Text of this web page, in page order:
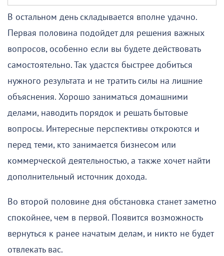
В остальном день складывается вполне удачно.
Первая половина подойдет для решения важных
вопросов, особенно если вы будете действовать
самостоятельно. Так удастся быстрее добиться
нужного результата и не тратить силы на лишние
объяснения. Хорошо заниматься домашними
делами, наводить порядок и решать бытовые
вопросы. Интересные перспективы откроются и
перед теми, кто занимается бизнесом или
коммерческой деятельностью, а также хочет найти
дополнительный источник дохода.
Во второй половине дня обстановка станет заметно
спокойнее, чем в первой. Появится возможность
вернуться к ранее начатым делам, и никто не будет
отвлекать вас.